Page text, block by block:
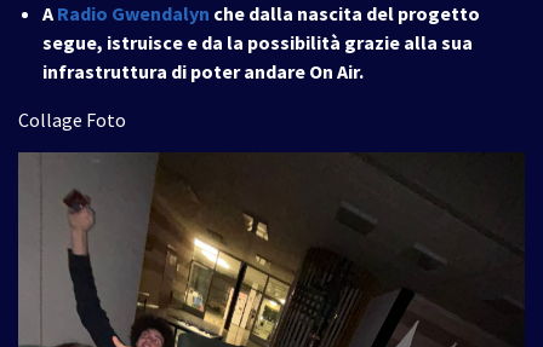
ARadio Gwendalyn che dalla nascita del progetto
segue, istruisce e da la possibilità grazie alla sua
infrastruttura di poter andare On Air.
Collage Foto